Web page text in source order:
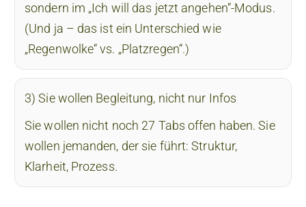
sondern im „Ich will das jetzt angehen“-Modus.
(Und ja – das ist ein Unterschied wie
„Regenwolke“ vs. „Platzregen“.)
3) Sie wollen Begleitung, nicht nur Infos
Sie wollen nicht noch 27 Tabs offen haben. Sie
wollen jemanden, der sie führt: Struktur,
Klarheit, Prozess.